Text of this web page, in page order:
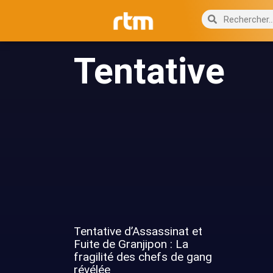
Tentative
Tentative d’Assassinat et
Fuite de Granjipon : La
fragilité des chefs de gang
révélée